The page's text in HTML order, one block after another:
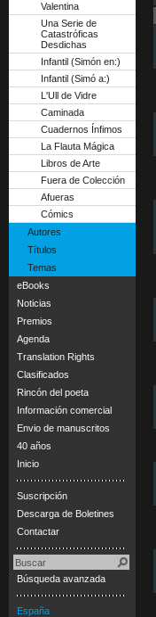
Valentina
Una Serie de
Catastróficas
Desdichas
Infantil (Simón en:)
Infantil (Simó a:)
L'Ull de Vidre
Caminada
Cuadernos Ínfimos
La Flauta Mágica
Libros de Arte
Fuera de Colección
Afueras
Cómics
Autores
Títulos
Temas
eBooks
Noticias
Premios
Agenda
Translation Rights
Clasificados
Rincón del poeta
Información comercial
Envio de manuscritos
40 años
Inicio
Suscripción
Descarga de Boletines
Contactar
Búsqueda avanzada
España